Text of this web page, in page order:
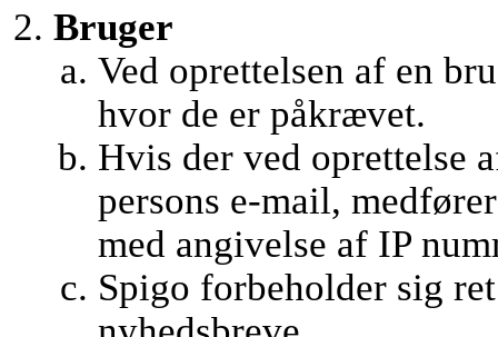
Bruger
Ved oprettelsen af en
hvor de er påkrævet.
Hvis der ved oprettelse
persons e-mail,
med angivelse af IP
Spigo forbeholder sig